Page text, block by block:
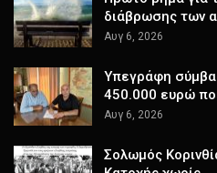
διάβρωσης των
Αυγ 6, 2026
Υπεγράφη
450.000 ευρώ
Αυγ 6, 2026
Σολωμός